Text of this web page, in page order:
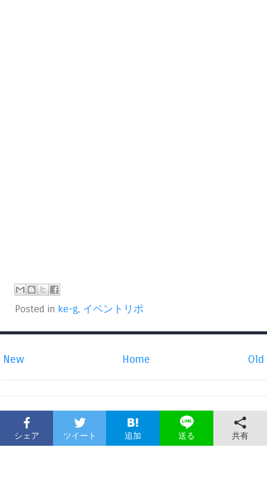
Posted in ke-g, イベントリポ
New Old
Home
シェア ツイート 追加 送る 共有